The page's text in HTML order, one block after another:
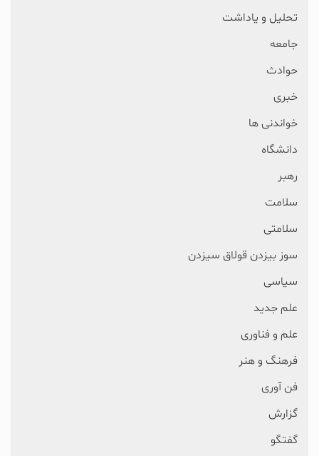
تحلیل و یاداشت
جامعه
حوادث
خبری
خواندنی ها
دانشگاه
رهبر
سلامت
سلامتی
سوز بیزدن قولاق سیزدن
سیاسی
علم جدید
علم و فناوری
فرهنگ و هنر
فن آوری
گزارش
گفتگو